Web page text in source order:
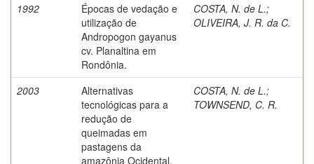
1992
Épocas de vedação e
utilização de
Andropogon gayanus
cv. Planaltina em
Rondônia.
COSTA, N. de L.;
OLIVEIRA, J. R. da C.
2003
Alternativas
tecnológicas para a
redução de
queimadas em
pastagens da
amazônia Ocidental,
COSTA, N. de L.;
TOWNSEND, C. R.